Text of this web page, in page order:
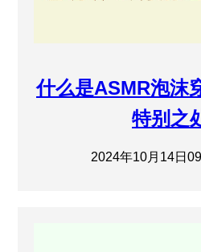
什么是ASMR泡沫
特别之
2024年10月14日